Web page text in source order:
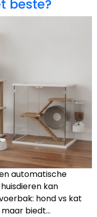
beste?
automatische
kan
hond vs kat
maar biedt…